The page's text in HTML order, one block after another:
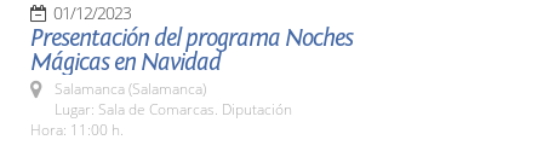
01/12/2023
Presentación del programa Noches
Mágicas en Navidad
Salamanca (Salamanca)
Lugar: Sala de Comarcas. Diputación
Hora: 11:00 h.